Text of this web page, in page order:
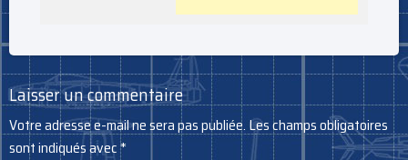
Laisser un commentaire
Votre adresse e-mail ne sera pas publiée. Les champs obligatoires
sont indiqués avec*